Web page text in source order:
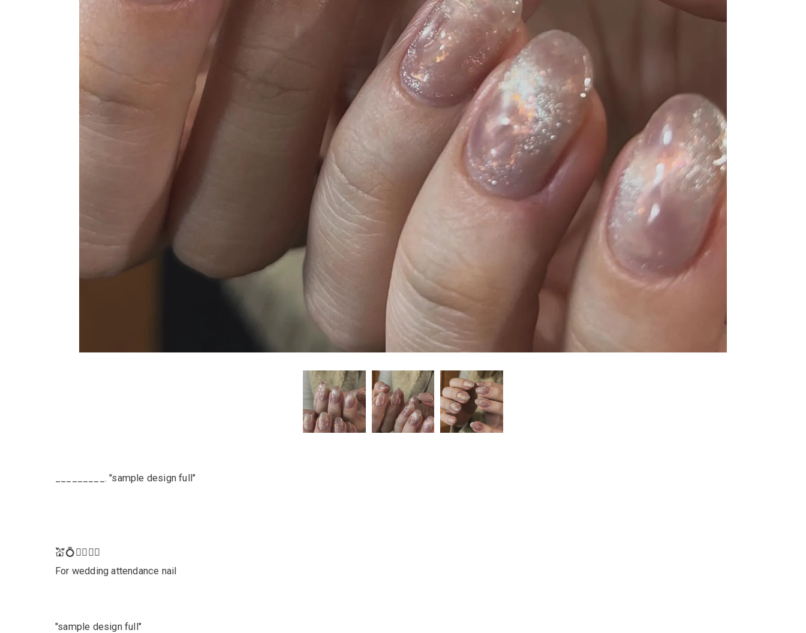
_________. "sample design full"
💒💍🤵‍♀️👰‍♀️
For wedding attendance nail
"sample design full"